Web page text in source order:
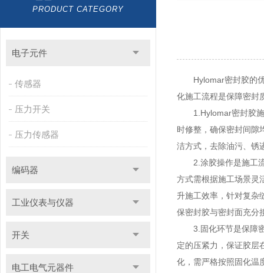
PRODUCT CATEGORY
电子元件
传感器
压力开关
压力传感器
编码器
工业仪表与仪器
开关
电工电气元器件
Hylomar密封胶的优
化施工流程是保障密封
1. Hylomar密封胶
时修整，确保密封间隙
洁方式，去除油污、锈
2.涂胶操作是施工流
方式需根据施工场景灵
升施工效率，针对复杂
保密封胶与密封面充分
3.固化环节是保障密
定的压紧力，保证胶层
化，需严格按照固化温